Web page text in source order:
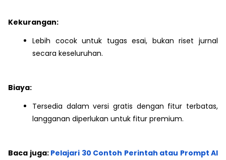
Kekurangan:
Lebih cocok untuk tugas esai, bukan riset jurnal
secara keseluruhan.
Biaya:
Tersedia dalam versi gratis dengan fitur terbatas,
langganan diperlukan untuk fitur premium.
Baca juga: Pelajari 30 Contoh Perintah atau Prompt AI